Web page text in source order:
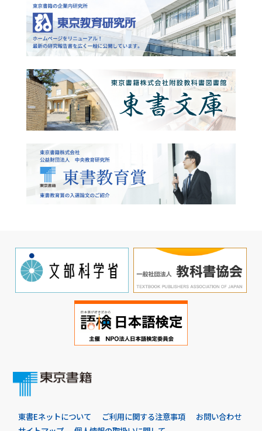
東書Eネットについて ご利用に関する注意事項
お問い合わせ